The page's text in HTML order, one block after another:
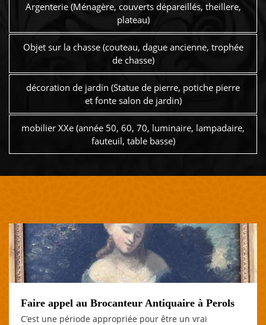
Argenterie (Ménagère, couverts dépareillés, theillere,
plateau)
Objet sur la chasse (couteau, dague ancienne, trophée
de chasse)
décoration de jardin (Statue de pierre, potiche pierre
et fonte salon de jardin)
mobilier XXe (année 50, 60, 70, luminaire, lampadaire,
fauteuil, table basse)
Faire appel au Brocanteur Antiquaire à Perols
C’est une période appropriée pour être un vrai